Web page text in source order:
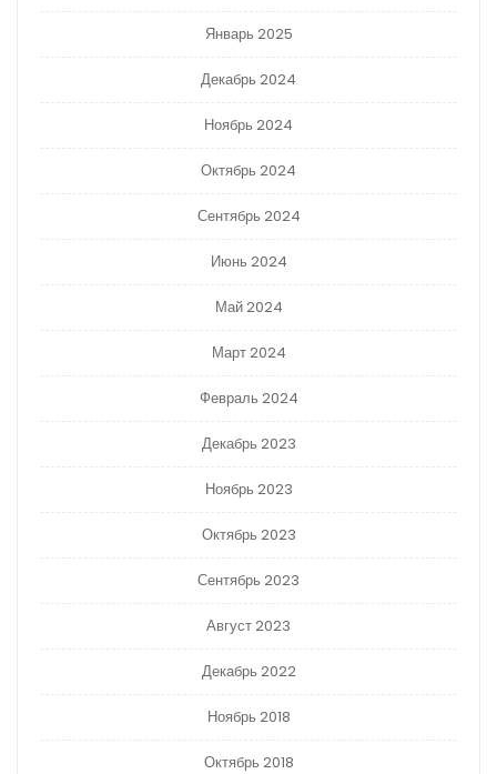
Январь 2025
Декабрь 2024
Ноябрь 2024
Октябрь 2024
Сентябрь 2024
Июнь 2024
Май 2024
Март 2024
Февраль 2024
Декабрь 2023
Ноябрь 2023
Октябрь 2023
Сентябрь 2023
Август 2023
Декабрь 2022
Ноябрь 2018
Октябрь 2018